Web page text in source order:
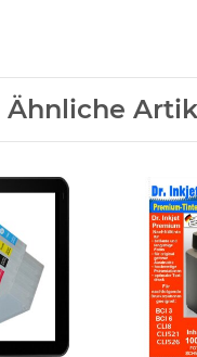
Ähnliche